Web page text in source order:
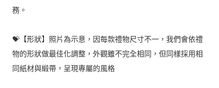
務。
💝【形狀】照片為示意，因每款禮物尺寸不一，我們會依禮
物的形狀做最佳化調整，外觀雖不完全相同，但同樣採用相
同紙材與緞帶，呈現專屬的風格